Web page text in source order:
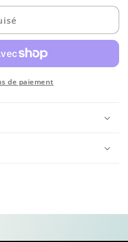
de paiement